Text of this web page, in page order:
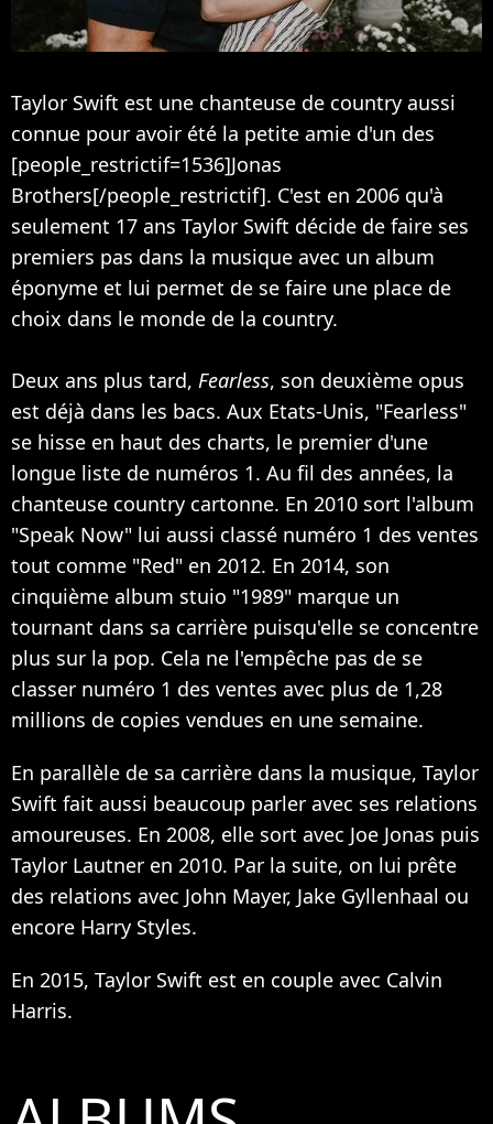
Taylor Swift est une chanteuse de country aussi
connue pour avoir été la petite amie d'un des
[people_restrictif=1536]Jonas
Brothers[/people_restrictif]. C'est en 2006 qu'à
seulement 17 ans Taylor Swift décide de faire ses
premiers pas dans la musique avec un album
éponyme et lui permet de se faire une place de
choix dans le monde de la country.
Deux ans plus tard, Fearless, son deuxième opus
est déjà dans les bacs. Aux Etats-Unis, "Fearless"
se hisse en haut des charts, le premier d'une
longue liste de numéros 1. Au fil des années, la
chanteuse country cartonne. En 2010 sort l'album
"Speak Now" lui aussi classé numéro 1 des ventes
tout comme "Red" en 2012. En 2014, son
cinquième album stuio "1989" marque un
tournant dans sa carrière puisqu'elle se concentre
plus sur la pop. Cela ne l'empêche pas de se
classer numéro 1 des ventes avec plus de 1,28
millions de copies vendues en une semaine.
En parallèle de sa carrière dans la musique, Taylor
Swift fait aussi beaucoup parler avec ses relations
amoureuses. En 2008, elle sort avec Joe Jonas puis
Taylor Lautner en 2010. Par la suite, on lui prête
des relations avec John Mayer, Jake Gyllenhaal ou
encore Harry Styles.
En 2015, Taylor Swift est en couple avec Calvin
Harris.